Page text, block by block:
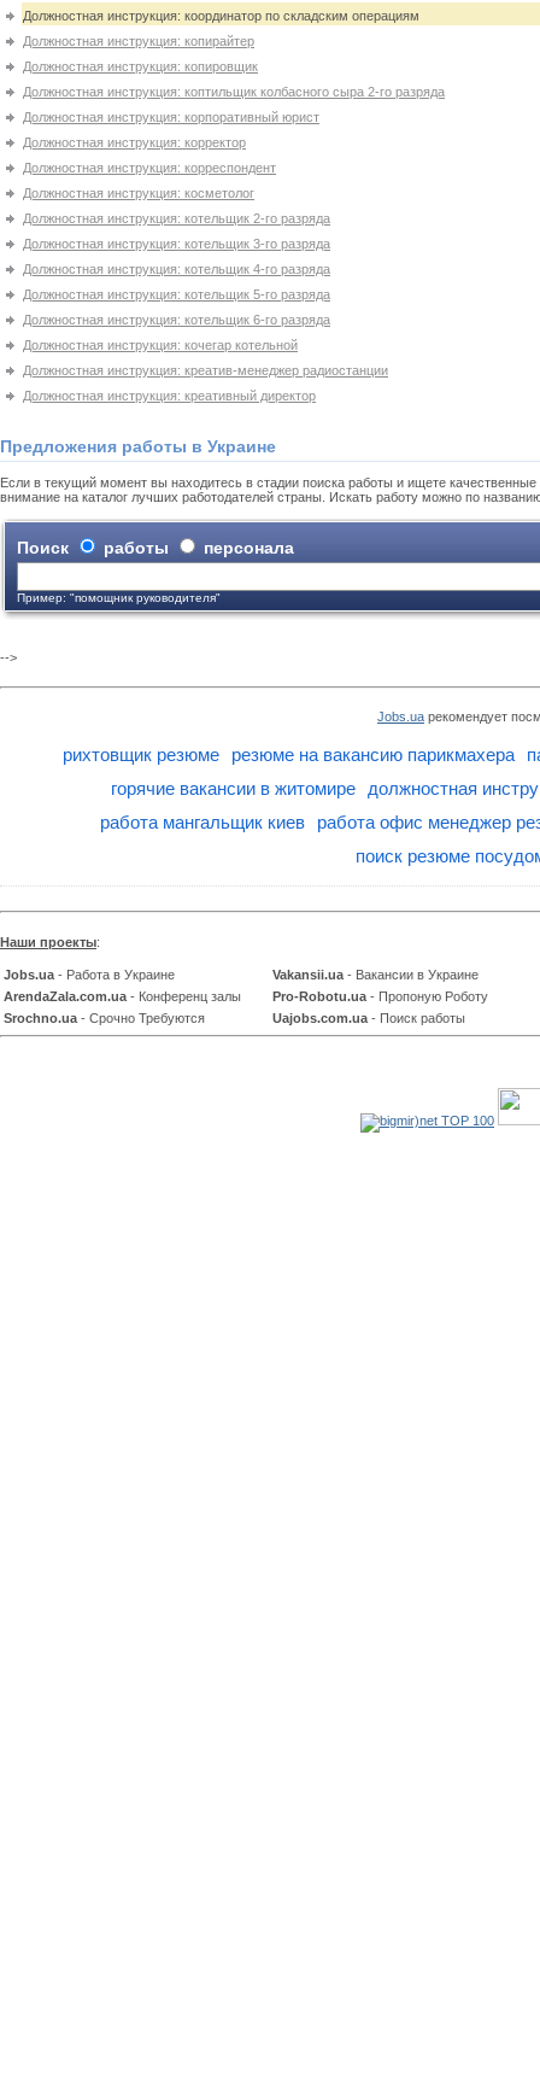
Должностная инструкция: координатор по складским операциям
Должностная инструкция: копирайтер
Должностная инструкция: копировщик
Должностная инструкция: коптильщик колбасного сыра 2-го разряда
Должностная инструкция: корпоративный юрист
Должностная инструкция: корректор
Должностная инструкция: корреспондент
Должностная инструкция: косметолог
Должностная инструкция: котельщик 2-го разряда
Должностная инструкция: котельщик 3-го разряда
Должностная инструкция: котельщик 4-го разряда
Должностная инструкция: котельщик 5-го разряда
Должностная инструкция: котельщик 6-го разряда
Должностная инструкция: кочегар котельной
Должностная инструкция: креатив-менеджер радиостанции
Должностная инструкция: креативный директор
Предложения работы в Украине
Если в текущий момент вы находитесь в стадии поиска работы и ищете
внимание на каталог лучших работодателей страны. Искать работу можно по
Поиск работы персонала
Пример: "помощник руководителя"
-->
Jobs.ua рекомендует
рихтовщик резюме резюме на вакансию парикмахера
горячие вакансии в житомире
должностная
работа мангальщик киев
работа офис менеджер
поиск резюме
Наши проекты:
Jobs.ua - Работа в Украине Vakansii.ua - Вакансии в Украине
ArendaZala.com.ua - Конференц залы Pro-Robotu.ua - Пропоную Роботу
Srochno.ua - Срочно Требуются Uajobs.com.ua - Поиск работы